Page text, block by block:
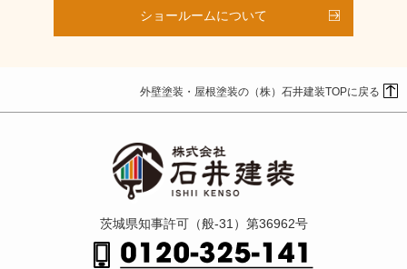
ショールームについて
外壁塗装・屋根塗装の（株）石井建装TOPに戻る
茨城県知事許可（般-31）第36962号